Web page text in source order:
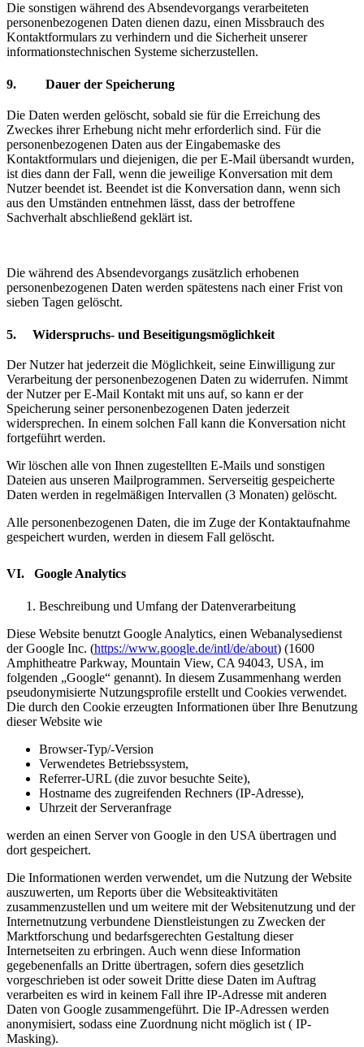
Die sonstigen während des Absendevorgangs verarbeiteten
personenbezogenen Daten dienen dazu, einen Missbrauch des
Kontaktformulars zu verhindern und die Sicherheit unserer
informationstechnischen Systeme sicherzustellen.
9. Dauer der Speicherung
Die Daten werden gelöscht, sobald sie für die Erreichung des
Zweckes ihrer Erhebung nicht mehr erforderlich sind. Für die
personenbezogenen Daten aus der Eingabemaske des
Kontaktformulars und diejenigen, die per E-Mail übersandt wurden,
ist dies dann der Fall, wenn die jeweilige Konversation mit dem
Nutzer beendet ist. Beendet ist die Konversation dann, wenn sich
aus den Umständen entnehmen lässt, dass der betroffene
Sachverhalt abschließend geklärt ist.
Die während des Absendevorgangs zusätzlich erhobenen
personenbezogenen Daten werden spätestens nach einer Frist von
sieben Tagen gelöscht.
5. Widerspruchs- und Beseitigungsmöglichkeit
Der Nutzer hat jederzeit die Möglichkeit, seine Einwilligung zur
Verarbeitung der personenbezogenen Daten zu widerrufen. Nimmt
der Nutzer per E-Mail Kontakt mit uns auf, so kann er der
Speicherung seiner personenbezogenen Daten jederzeit
widersprechen. In einem solchen Fall kann die Konversation nicht
fortgeführt werden.
Wir löschen alle von Ihnen zugestellten E-Mails und sonstigen
Dateien aus unseren Mailprogrammen. Serverseitig gespeicherte
Daten werden in regelmäßigen Intervallen (3 Monaten) gelöscht.
Alle personenbezogenen Daten, die im Zuge der Kontaktaufnahme
gespeichert wurden, werden in diesem Fall gelöscht.
VI. Google Analytics
Beschreibung und Umfang der Datenverarbeitung
Diese Website benutzt Google Analytics, einen Webanalysedienst
der Google Inc. (https://www.google.de/intl/de/about) (1600
Amphitheatre Parkway, Mountain View, CA 94043, USA, im
folgenden „Google“ genannt). In diesem Zusammenhang werden
pseudonymisierte Nutzungsprofile erstellt und Cookies verwendet.
Die durch den Cookie erzeugten Informationen über Ihre Benutzung
dieser Website wie
Browser-Typ/-Version
Verwendetes Betriebssystem,
Referrer-URL (die zuvor besuchte Seite),
Hostname des zugreifenden Rechners (IP-Adresse),
Uhrzeit der Serveranfrage
werden an einen Server von Google in den USA übertragen und
dort gespeichert.
Die Informationen werden verwendet, um die Nutzung der Website
auszuwerten, um Reports über die Websiteaktivitäten
zusammenzustellen und um weitere mit der Websitenutzung und der
Internetnutzung verbundene Dienstleistungen zu Zwecken der
Marktforschung und bedarfsgerechten Gestaltung dieser
Internetseiten zu erbringen. Auch wenn diese Information
gegebenenfalls an Dritte übertragen, sofern dies gesetzlich
vorgeschrieben ist oder soweit Dritte diese Daten im Auftrag
verarbeiten es wird in keinem Fall ihre IP-Adresse mit anderen
Daten von Google zusammengeführt. Die IP-Adressen werden
anonymisiert, sodass eine Zuordnung nicht möglich ist ( IP-
Masking).